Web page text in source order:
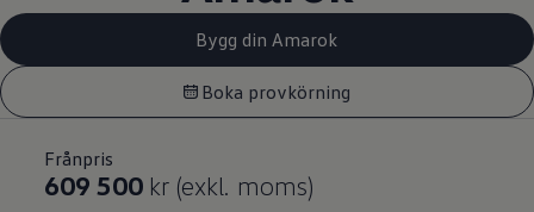
Bygg din Amarok
Boka provkörning
Frånpris
609 500 kr (exkl. moms)